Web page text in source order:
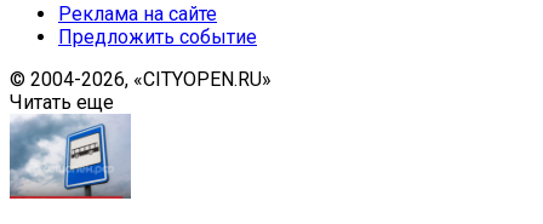
Реклама на сайте
Предложить событие
© 2004-2026, «CITYOPEN.RU»
Читать еще